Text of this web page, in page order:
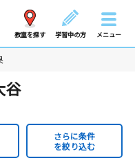
教室を探す 学習中の方 メニュー
谷
さらに条件
を絞り込む